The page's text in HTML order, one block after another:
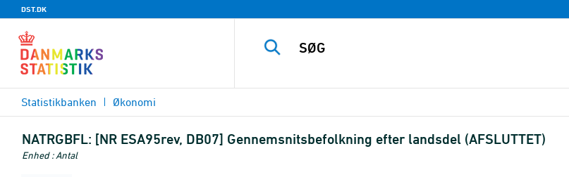
DST.DK
Statistikbanken Økonomi
NATRGBFL: [NR ESA95rev, DB07] Gennemsnitsbefolkning efter landsdel (AFSLUTTET)
Enhed : Antal